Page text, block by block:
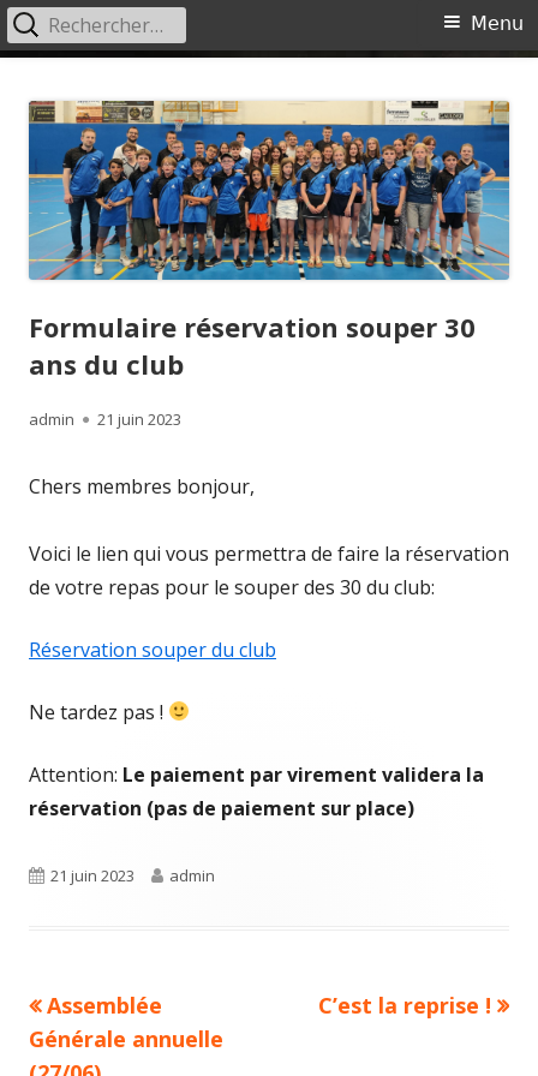
Menu
Menu
Rechercher :
Formulaire réservation souper 30
ans du club
Auteur
admin
Publié
21 juin 2023
Chers membres bonjour,
Voici le lien qui vous permettra de faire la réservation
de votre repas pour le souper des 30 du club:
Réservation souper du club
Ne tardez pas !
Attention: Le paiement par virement validera la
réservation (pas de paiement sur place)
Publié
21 juin 2023 Auteur
admin
Navigation
de
Article
précédent :
Assemblée
Générale annuelle
Article
C’est la reprise !